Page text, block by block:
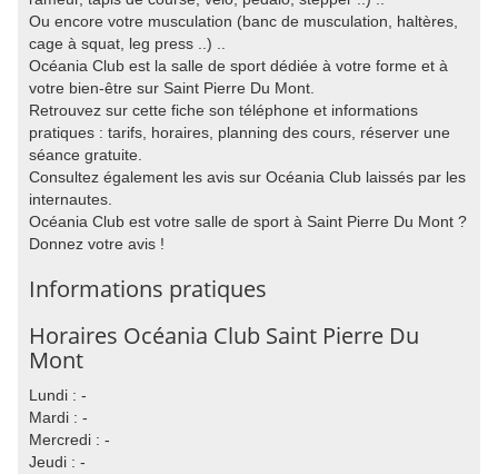
Ou encore votre musculation (banc de musculation, haltères,
cage à squat, leg press ..) ..
Océania Club est la salle de sport dédiée à votre forme et à
votre bien-être sur Saint Pierre Du Mont.
Retrouvez sur cette fiche son téléphone et informations
pratiques : tarifs, horaires, planning des cours, réserver une
séance gratuite.
Consultez également les avis sur Océania Club laissés par les
internautes.
Océania Club est votre salle de sport à Saint Pierre Du Mont ?
Donnez votre avis !
Informations pratiques
Horaires Océania Club Saint Pierre Du
Mont
Lundi : -
Mardi : -
Mercredi : -
Jeudi : -